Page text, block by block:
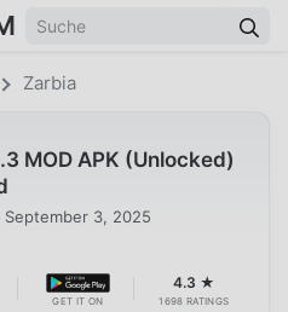
Zarbia
MOD APK (Unlocked)
September 3, 2025
GET IT ON
4.3 ★
1698 RATINGS